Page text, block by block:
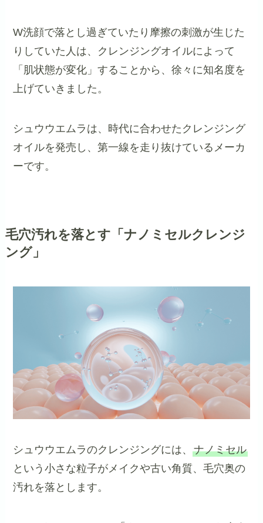
W洗顔で落とし過ぎていたり摩擦の刺激が生じた
りしていた人は、クレンジングオイルによって
「肌状態が変化」することから、徐々に知名度を
上げていきました。
シュウウエムラは、時代に合わせたクレンジング
オイルを発売し、第一線を走り抜けているメーカ
ーです。
毛穴汚れを落とす「ナノミセルクレンジ
ング」
シュウウエムラのクレンジングには、ナノミセル
という小さな粒子がメイクや古い角質、毛穴奥の
汚れを落とします。